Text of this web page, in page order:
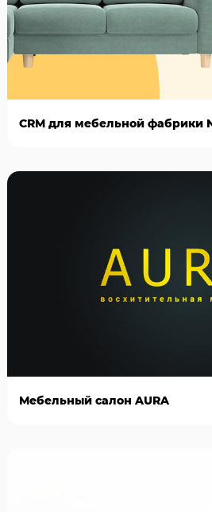
CRM для мебельной фабрики
Мебельный салон AURA